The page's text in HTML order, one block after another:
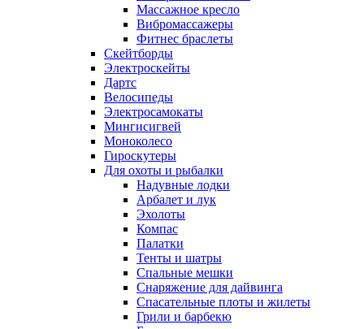
Массажное кресло
Вибромассажеры
Фитнес браслеты
Скейтборды
Электроскейты
Дартс
Велосипеды
Электросамокаты
Мингисигвей
Моноколесо
Гироскутеры
Для охоты и рыбалки
Надувные лодки
Арбалет и лук
Эхолоты
Компас
Палатки
Тенты и шатры
Спальные мешки
Снаряжение для дайвинга
Спасательные плоты и жилеты
Грили и барбекю